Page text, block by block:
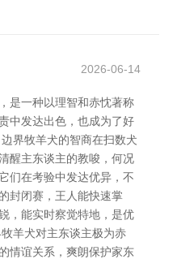
2026-06-14
是一种以理智和赤忱著称
中发达出色，也成为了好
界牧羊犬的智商在扫数犬
醒主东谈主的教唆，何况
们在考验中发达优异，不
封闭赛，王人能快速掌
，能实时察觉特地，是优
羊犬对主东谈主极为赤
情谊关系，爽朗保护家东